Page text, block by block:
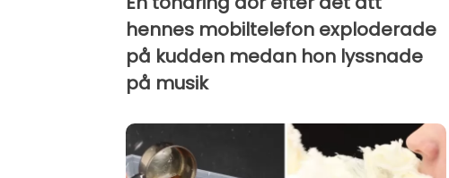
hennes mobiltelefon exploderade
på kudden medan hon lyssnade
på musik